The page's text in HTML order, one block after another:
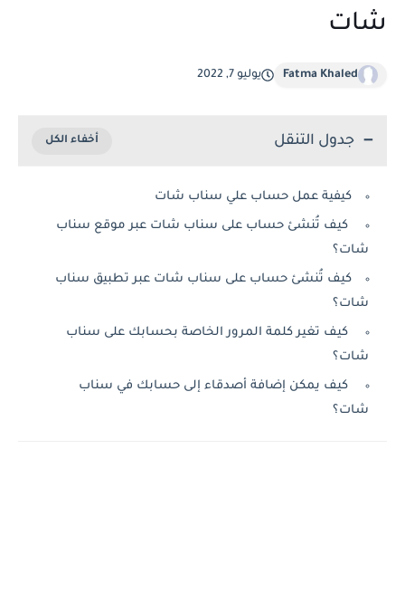
شات
Fatma Khaled يوليو 7, 2022
جدول التنقل
كيفية عمل حساب علي سناب شات
كيف تُنشئ حساب على سناب شات عبر موقع سناب
شات؟
كيف تُنشئ حساب على سناب شات عبر تطبيق سناب
شات؟
كيف تغير كلمة المرور الخاصة بحسابك على سناب
شات؟
كيف يمكن إضافة أصدقاء إلى حسابك في سناب
شات؟